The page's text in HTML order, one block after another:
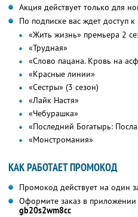
Акция действует только для
По подписке вас ждет доступ
«Жить жизнь» премьера 2
«Трудная»
«Слово пацана. Кровь на
«Красные линии»
«Сестры» (3 сезон)
«Лайк Настя»
«Чебурашка»
«Последний Богатырь:
«Монстромания»
КАК РАБОТАЕТ ПРОМОКОД
Промокод действует на один
Оформите заказ в приложении
gb20s2wm8cc